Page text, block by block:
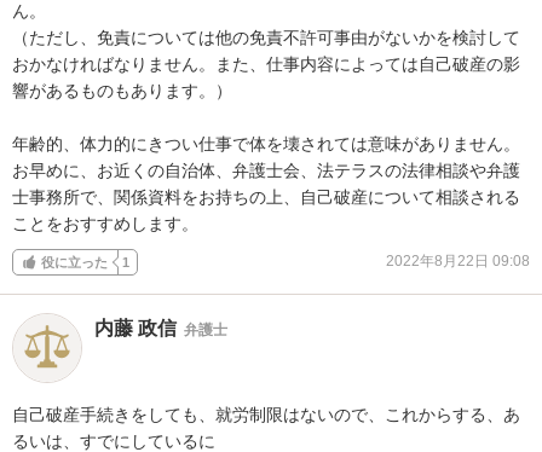
ん。
（ただし、免責については他の免責不許可事由がないかを検討して
おかなければなりません。また、仕事内容によっては自己破産の影
響があるものもあります。）
年齢的、体力的にきつい仕事で体を壊されては意味がありません。
お早めに、お近くの自治体、弁護士会、法テラスの法律相談や弁護
士事務所で、関係資料をお持ちの上、自己破産について相談される
ことをおすすめします。
役に立った 1 2022年8月22日 09:08
内藤 政信 弁護士
自己破産手続きをしても、就労制限はないので、これからする、あ
るいは、すでにしているに